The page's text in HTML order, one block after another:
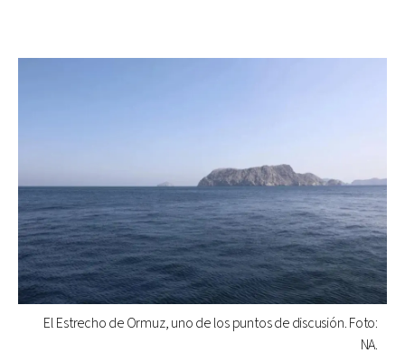
El Estrecho de Ormuz, uno de los puntos de discusión. Foto:
NA.